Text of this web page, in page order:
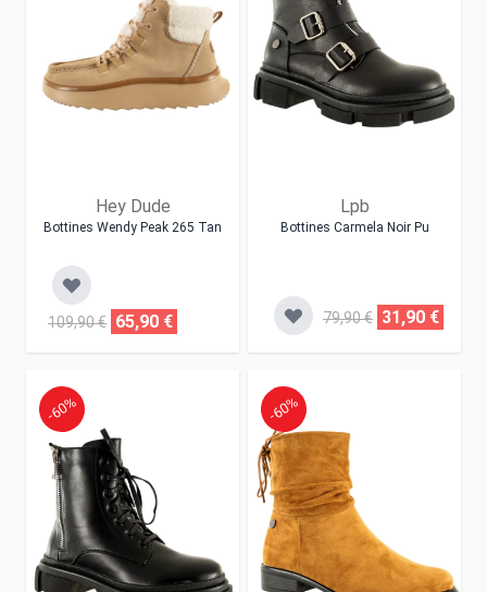
Hey Dude
Bottines Wendy Peak 265 Tan
109,90 € 65,90 €
Lpb
Bottines Carmela Noir Pu
79,90 € 31,90 €
-60% -60%